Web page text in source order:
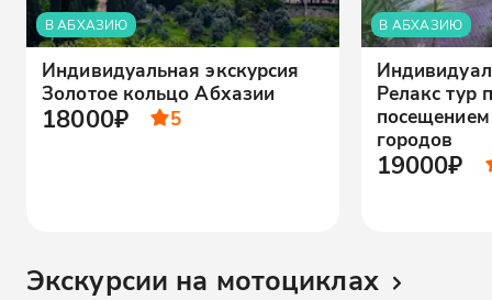
В АБХАЗИЮ
Индивидуальная экскурсия
Золотое кольцо Абхазии
18000₽ 5
В АБХАЗИЮ
Релакс тур
городов
19000₽
Экскурсии на мотоциклах